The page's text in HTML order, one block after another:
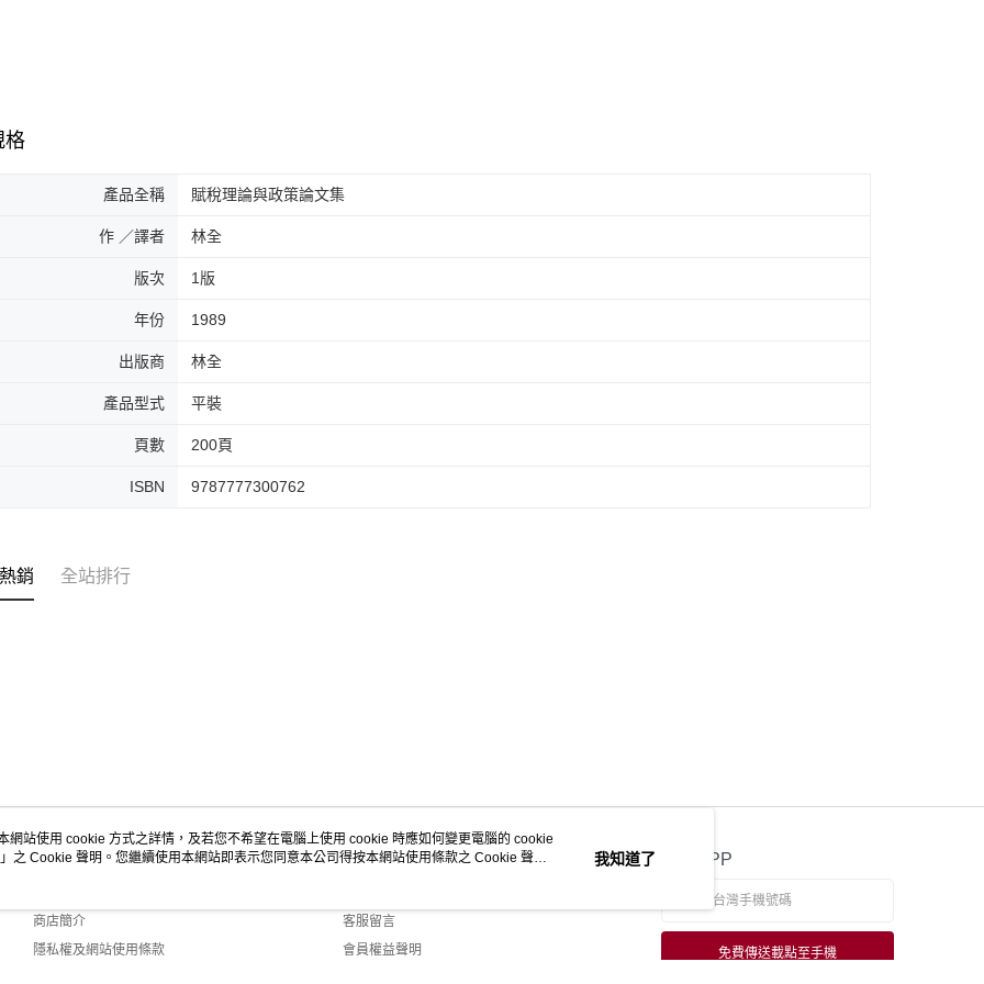
格
產品全稱 賦稅理論與政策論文集
作 ／譯者 林全
版次 1版
年份 1989
出版商 林全
產品型式 平裝
頁數 200頁
ISBN 9787777300762
銷 全站排行
關於我們
商店簡介
隱私權及網站使用條款
客服資訊
客服留言
會員權益聲明
官方APP
免費傳送載點至手機
網站使用 cookie 方式之詳情，及若您不希望在電腦上使用 cookie 時應如何變更電腦的 cookie
」之 Cookie 聲明。您繼續使用本網站即表示您同意本公司得按本網站使用條款之 Cookie 聲明
我知道了